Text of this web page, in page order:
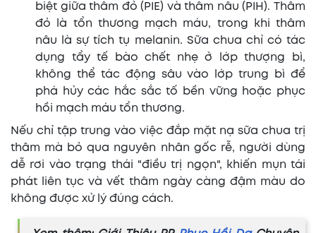
biệt giữa thâm đỏ (PIE) và thâm nâu (PIH). Thâm
đỏ là tổn thương mạch máu, trong khi thâm
nâu là sự tích tụ melanin. Sữa chua chỉ có tác
dụng tẩy tế bào chết nhẹ ở lớp thượng bì,
không thể tác động sâu vào lớp trung bì để
phá hủy các hắc sắc tố bền vững hoặc phục
hồi mạch máu tổn thương.
Nếu chỉ tập trung vào việc đắp mặt nạ sữa chua trị
thâm mà bỏ qua nguyên nhân gốc rễ, người dùng
dễ rơi vào trạng thái "điều trị ngọn", khiến mụn tái
phát liên tục và vết thâm ngày càng đậm màu do
không được xử lý đúng cách.